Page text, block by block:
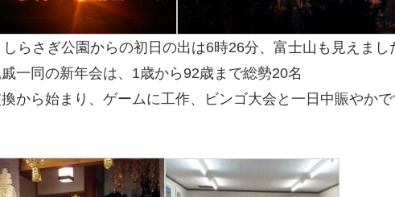
らさぎ公園からの初日の出は6時26分、富士山も見えまし
一同の新年会は、1歳から92歳まで総勢20名
から始まり、ゲームに工作、ビンゴ大会と一日中賑やか